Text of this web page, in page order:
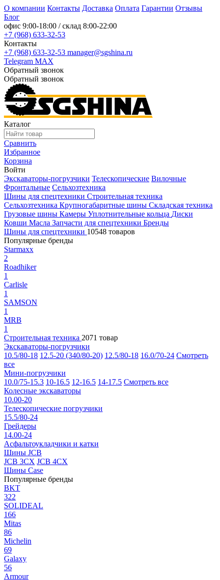
О компании Контакты Доставка Оплата Гарантии Отзывы
Блог
офис 9:00-18:00 / склад 8:00-22:00
+7 (968) 633-32-53
Контакты
+7 (968) 633-32-53 manager@sgshina.ru
Telegram MAX
Обратный звонок
Обратный звонок
Каталог
Сравнить
Избранное
Корзина
Войти
Экскаваторы-погрузчики Телескопические Вилочные
Фронтальные Сельхозтехника
Шины для спецтехники Строительная техника
Сельхозтехника Крупногабаритные шины Складская техника
Грузовые шины Камеры Уплотнительные кольца Диски
Ковши Масла Запчасти для спецтехники Бренды
Шины для спецтехники 10548 товаров
Популярные бренды
Starmaxx
2
Roadhiker
1
Carlisle
1
SAMSON
1
MRB
1
Строительная техника 2071 товар
Экскаваторы-погрузчики
10.5/80-18 12.5-20 (340/80-20) 12.5/80-18 16.0/70-24 Смотреть
все
Мини-погрузчики
10.0/75-15.3 10-16.5 12-16.5 14-17.5 Смотреть все
Колесные экскаваторы
10.00-20
Телескопические погрузчики
15.5/80-24
Грейдеры
14.00-24
Асфальтоукладчики и катки
Шины JCB
JCB 3CX JCB 4CX
Шины Case
Популярные бренды
BKT
322
SOLIDEAL
166
Mitas
86
Michelin
69
Galaxy
56
Armour